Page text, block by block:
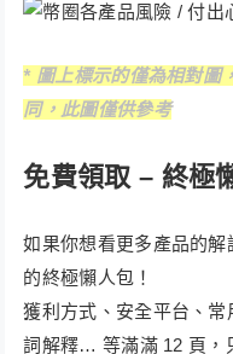
* 圖上標示的僅為相對圖
同，此圖僅供參考
免費領取 – 終極
如果你想看更多產品的
的終極懶人包！
獲利方式、安全平台、
詞解釋… 等滿滿 12 頁，